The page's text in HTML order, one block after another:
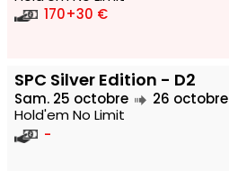
170+30 €
Sam. 25 octobre 26 octobre
SPC Silver Edition - D2
Hold'em No Limit
-